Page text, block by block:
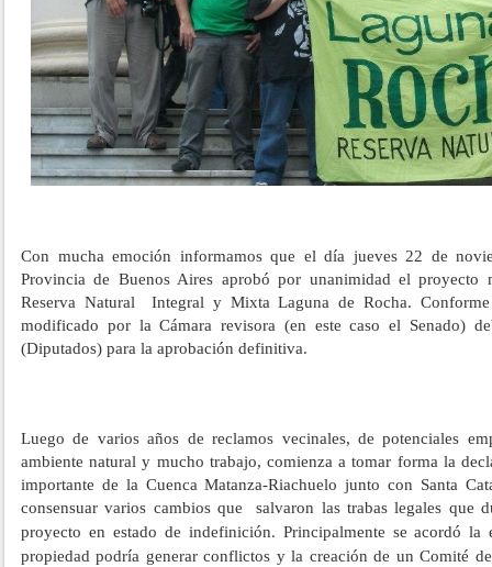
Con mucha emoción informamos que el día jueves 22 de
Provincia de Buenos Aires aprobó por unanimidad el proyecto
Reserva Natural Integral y Mixta Laguna de Rocha.
modificado por la Cámara revisora (en este caso el Senado)
(Diputados) para la aprobación definitiva.
Luego de varios años de reclamos vecinales, de potenciales
ambiente natural y mucho trabajo, comienza a tomar forma la
importante de la Cuenca Matanza-Riachuelo junto con Santa
consensuar varios cambios que
salvaron las trabas legales que
proyecto en estado de indefinición. Principalmente se acordó la
propiedad podría generar conflictos y la creación de un Comité